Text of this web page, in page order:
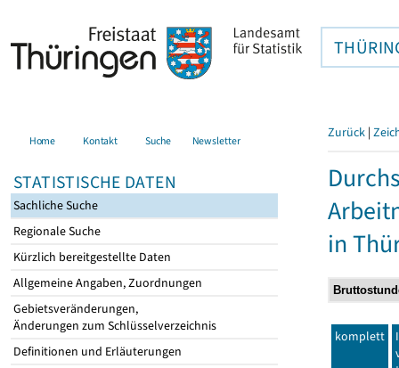
Home Kontakt Suche Newsletter
STATISTISCHE DATEN
Sachliche Suche
Regionale Suche
Kürzlich bereitgestellte Daten
Allgemeine Angaben, Zuordnungen
Gebietsveränderungen,
Änderungen zum Schlüsselverzeichnis
Definitionen und Erläuterungen
Zurück |
in
komplett